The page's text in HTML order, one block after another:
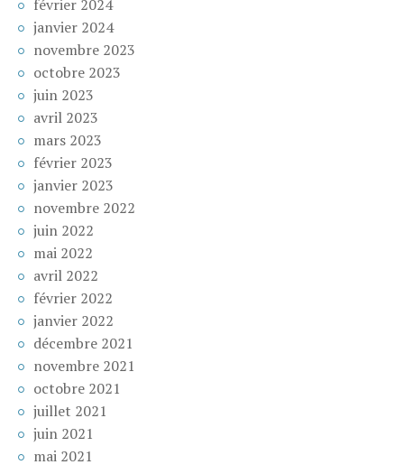
février 2024
janvier 2024
novembre 2023
octobre 2023
juin 2023
avril 2023
mars 2023
février 2023
janvier 2023
novembre 2022
juin 2022
mai 2022
avril 2022
février 2022
janvier 2022
décembre 2021
novembre 2021
octobre 2021
juillet 2021
juin 2021
mai 2021